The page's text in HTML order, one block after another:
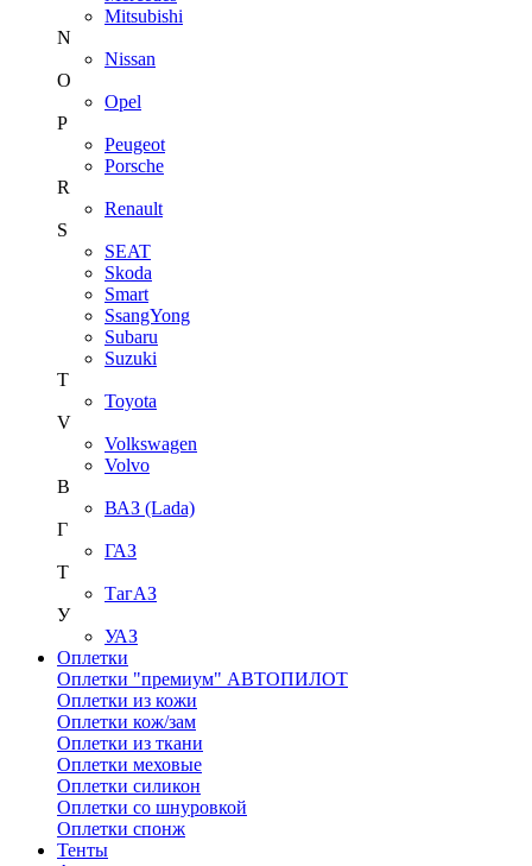
Mitsubishi
N
Nissan
O
Opel
P
Peugeot
Porsche
R
Renault
S
SEAT
Skoda
Smart
SsangYong
Subaru
Suzuki
T
Toyota
V
Volkswagen
Volvo
В
ВАЗ (Lada)
Г
ГАЗ
Т
ТагАЗ
У
УАЗ
Оплетки
Оплетки "премиум" АВТОПИЛОТ
Оплетки из кожи
Оплетки кож/зам
Оплетки из ткани
Оплетки меховые
Оплетки силикон
Оплетки со шнуровкой
Оплетки спонж
Тенты